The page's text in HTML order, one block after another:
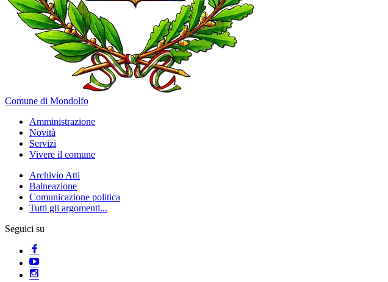
Comune di Mondolfo
Amministrazione
Novità
Servizi
Vivere il comune
Archivio Atti
Balneazione
Comunicazione politica
Tutti gli argomenti...
Seguici su